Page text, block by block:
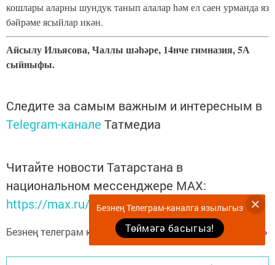
кошлары аларны шундук танып алалар һәм ел саен урманда яз
бәйрәме ясыйлар икән.
Айсылу Ильясова, Чаллы шәһәре, 14нче гимназия, 5А
сыйныфы.
Следите за самым важным и интересным в
Telegram-канале Татмедиа
Читайте новости Татарстана в
национальном мессенджере MАХ:
https://max.ru/tatmedia
Безнең телеграм каналга язылыгыз«Көмеш кыңгырау»
Безнең Телеграм-каналга язылыгыз
Төймәгә басыгыз!